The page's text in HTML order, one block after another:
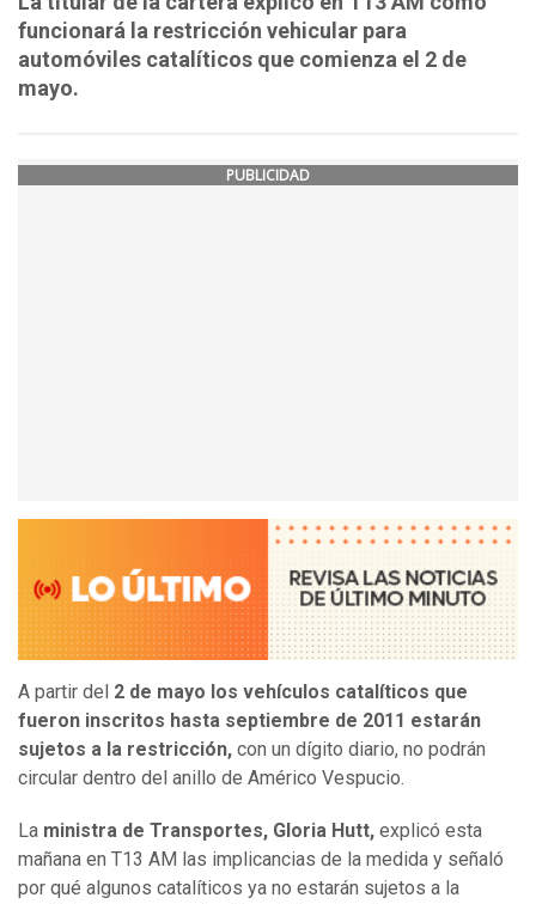
funcionará la restricción vehicular para
automóviles catalíticos que comienza el 2 de
mayo.
PUBLICIDAD
A partir del 2 de mayo los vehículos catalíticos que
fueron inscritos hasta septiembre de 2011 estarán
sujetos a la restricción, con un dígito diario, no podrán
circular dentro del anillo de Américo Vespucio.
La ministra de Transportes, Gloria Hutt, explicó esta
mañana en T13 AM las implicancias de la medida y señaló
por qué algunos catalíticos ya no estarán sujetos a la